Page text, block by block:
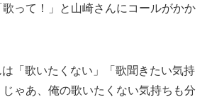
って！」と山崎さんにコールがかか
「歌いたくない」「歌聞きたい気持
ゃあ、俺の歌いたくない気持ちも分